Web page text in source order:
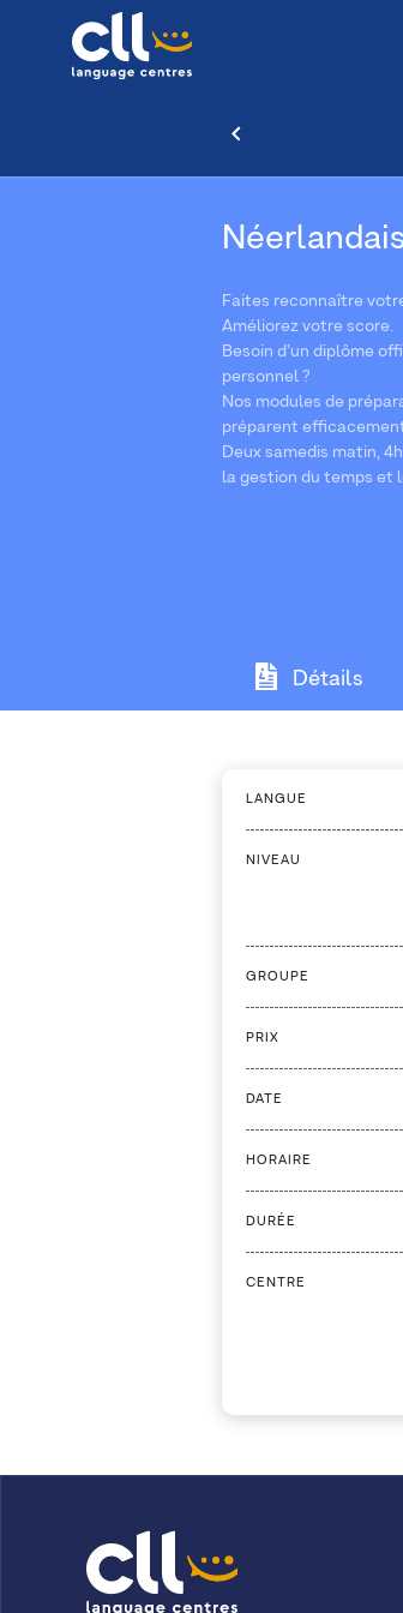
Faites reconnaître
Améliorez votre score.
Besoin d’un diplôme
personnel ?
Nos modules de
préparent
Deux samedis matin,
la gestion du temps et
Détails
LANGUE
NIVEAU
GROUPE
PRIX
DATE
HORAIRE
DURÉE
CENTRE